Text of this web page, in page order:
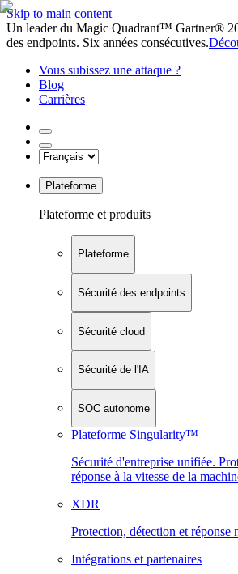
Skip to main content
Un leader du Magic Quadrant™ Gartner®
des endpoints. Six années consécutives.
Vous subissez une attaque ?
Blog
Carrières
Plateforme
Plateforme et produits
Plateforme
Sécurité des endpoints
Sécurité cloud
Sécurité de l'IA
SOC autonome
Plateforme Singularity™
Sécurité d'entreprise unifiée.
réponse à la vitesse de la
XDR
Protection, détection et réponse
Intégrations et partenaires